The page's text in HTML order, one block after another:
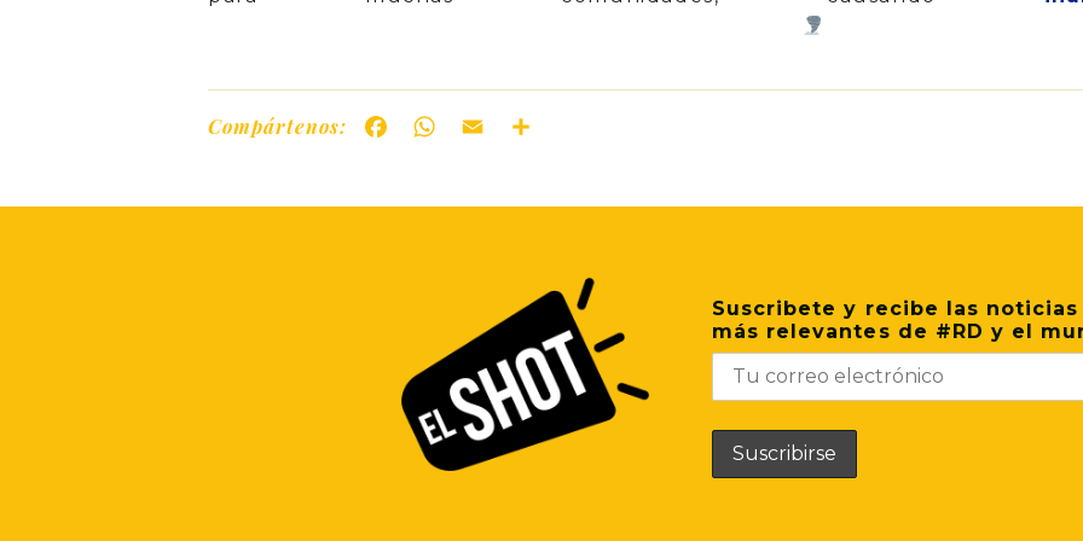
Compártenos: FacebookWhatsApp
Email
Suscribete y recibe las noticias
más relevantes de #RD y el